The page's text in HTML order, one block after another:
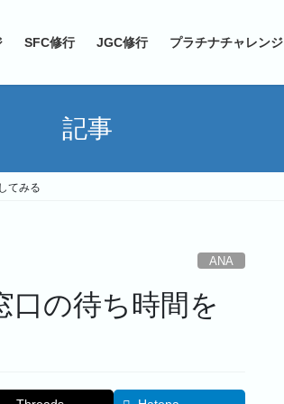
SFC修行 JGC修行 プラチナチャレンジ
記事
てみる
ANA
口の待ち時間を